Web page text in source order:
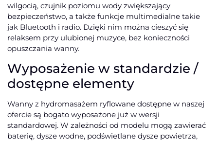
wilgocią, czujnik poziomu wody zwiększający
bezpieczeństwo, a także funkcje multimedialne takie
jak Bluetooth i radio. Dzięki nim można cieszyć się
relaksem przy ulubionej muzyce, bez konieczności
opuszczania wanny.
Wyposażenie w standardzie /
dostępne elementy
Wanny z hydromasażem ryflowane dostępne w naszej
ofercie są bogato wyposażone już w wersji
standardowej. W zależności od modelu mogą zawierać
baterię, dysze wodne, podświetlane dysze powietrza,